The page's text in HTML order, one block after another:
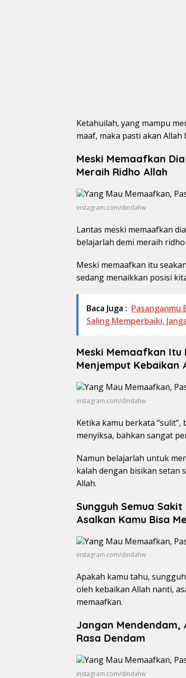
Ketahuilah, yang mampu
maaf, maka pasti akan
Meski Memaafkan
Meraih Ridho Allah
instagram.com/dindahw
Lantas meski memaafkan
belajarlah demi meraih ridho
Meski memaafkan itu
sedang menaikkan posisi
Baca Juga : Pasanganmu
Saling Memperbaiki,
Meski Memaafkan Itu
Menjemput Kebaikan
instagram.com/dindahw
Ketika kamu berkata
menyiksa, bahkan sangat
Namun belajarlah untuk
kalah dengan bisikan setan
Allah.
Sungguh Semua
Asalkan Kamu Bisa
instagram.com/dindahw
Apakah kamu tahu,
oleh kebaikan Allah nanti,
memaafkan.
Jangan Mendendam,
Rasa Dendam
instagram.com/dindahw